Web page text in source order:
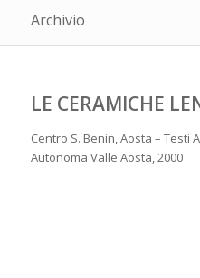
Archivio
LE CERAMICHE
Centro S. Benin, Aosta – Testi
Autonoma Valle Aosta, 2000